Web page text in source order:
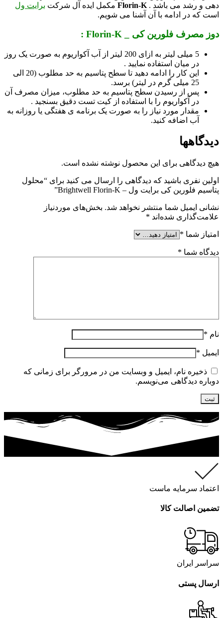
دهی و رشد می باشد . Florin-K مکمل ایده آل شرکت برایت ول
است که در ادامه با آن آشنا می شویم.
دوز مصرف فلورین کی _ Florin-K :
5 میلی لیتر به ازای 200 لیتر از آب آکواریوم به صورت یک روز
در میان استفاده نمایید .
این کار را ادامه دهید تا سطح پتاسیم به حد مطلوب (20 الی
25 میلی گرم در لیتر) برسد.
پس از رسیدن سطح پتاسیم به حد مطلوب، میزان مصرف آن
در آکواریوم را با استفاده از کیت تست دقیق بسنجید .
مقدار مورد نیاز را به صورت یک برنامه ی هفتگی یا روزانه به
آب اضافه کنید.
دیدگاهها
هیچ دیدگاهی برای این محصول نوشته نشده است.
اولین نفری باشید که دیدگاهی را ارسال می کنید برای “محلول
پتاسیم فلورین کی برایت ول – Brightwell Florin-K”
نشانی ایمیل شما منتشر نخواهد شد. بخش‌های موردنیاز
علامت‌گذاری شده‌اند *
امتیاز شما *
دیدگاه شما *
نام *
ایمیل *
ذخیره نام، ایمیل و وبسایت من در مرورگر برای زمانی که
دوباره دیدگاهی می‌نویسم.
اعتماد سرمایه ماست
تضمین اصالت کالا
سراسر ایران
ارسال پستی